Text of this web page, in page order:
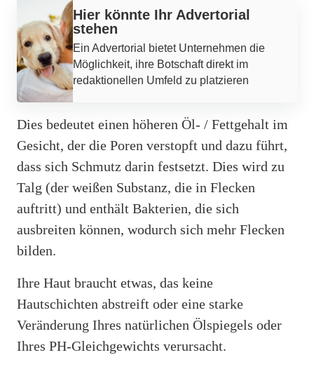
Hier könnte Ihr Advertorial
stehen
Ein Advertorial bietet Unternehmen die
Möglichkeit, ihre Botschaft direkt im
redaktionellen Umfeld zu platzieren
Dies bedeutet einen höheren Öl- / Fettgehalt im
Gesicht, der die Poren verstopft und dazu führt,
dass sich Schmutz darin festsetzt. Dies wird zu
Talg (der weißen Substanz, die in Flecken
auftritt) und enthält Bakterien, die sich
ausbreiten können, wodurch sich mehr Flecken
bilden.
Ihre Haut braucht etwas, das keine
Hautschichten abstreift oder eine starke
Veränderung Ihres natürlichen Ölspiegels oder
Ihres PH-Gleichgewichts verursacht.